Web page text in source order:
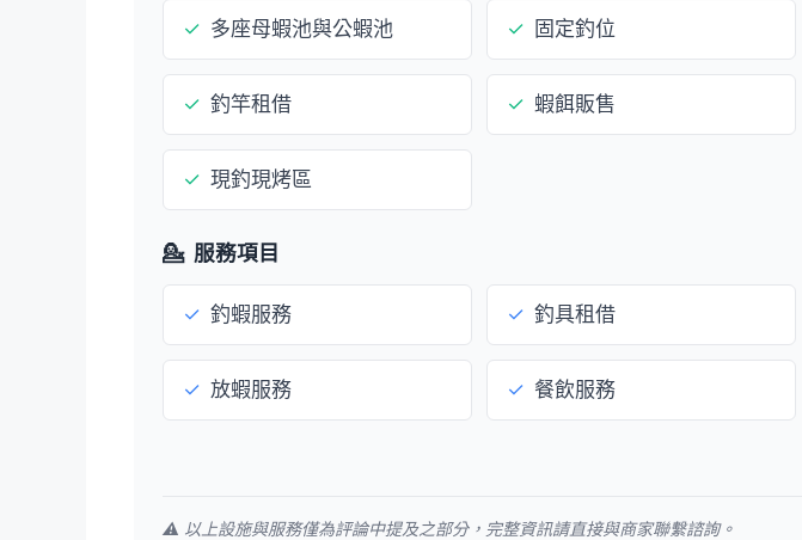
✓ 多座母蝦池與公蝦池 ✓ 固定釣位
✓ 釣竿租借 ✓ 蝦餌販售
✓ 現釣現烤區
💁 服務項目
✓ 釣蝦服務 ✓ 釣具租借
✓ 放蝦服務 ✓ 餐飲服務
⚠️ 以上設施與服務僅為評論中提及之部分，完整資訊請直接與商家聯繫諮詢。